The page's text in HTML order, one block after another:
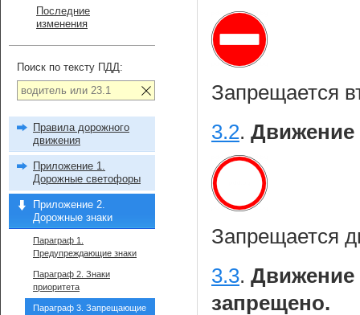
Запрещается
3.2. Движение
Запрещается
3.3. Движение
запрещено.
Последние
изменения
Поиск по тексту ПДД:
Правила дорожного
движения
Приложение 1.
Дорожные светофоры
Приложение 2.
Дорожные знаки
Параграф 1.
Предупреждающие знаки
Параграф 2. Знаки
приоритета
Параграф 3. Запрещающие